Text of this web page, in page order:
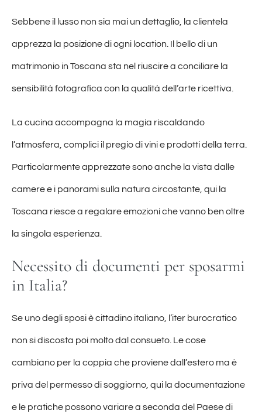
Sebbene il lusso non sia mai un dettaglio, la clientela
apprezza la posizione di ogni location. Il bello di un
matrimonio in Toscana sta nel riuscire a conciliare la
sensibilità fotografica con la qualità dell’arte ricettiva.
La cucina accompagna la magia riscaldando
l’atmosfera, complici il pregio di vini e prodotti della terra.
Particolarmente apprezzate sono anche la vista dalle
camere e i panorami sulla natura circostante, qui la
Toscana riesce a regalare emozioni che vanno ben oltre
la singola esperienza.
Necessito di documenti per sposarmi
in Italia?
Se uno degli sposi è cittadino italiano, l’iter burocratico
non si discosta poi molto dal consueto. Le cose
cambiano per la coppia che proviene dall’estero ma è
priva del permesso di soggiorno, qui la documentazione
e le pratiche possono variare a seconda del Paese di